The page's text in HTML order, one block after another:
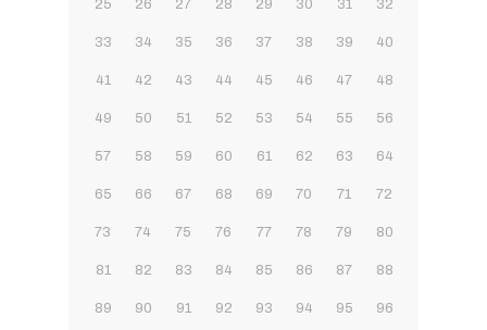
25 26 27 28 29 30 31 32
33 34 35 36 37 38 39 40
41 42 43 44 45 46 47 48
49 50 51 52 53 54 55 56
57 58 59 60 61 62 63 64
65 66 67 68 69 70 71 72
73 74 75 76 77 78 79 80
81 82 83 84 85 86 87 88
89 90 91 92 93 94 95 96